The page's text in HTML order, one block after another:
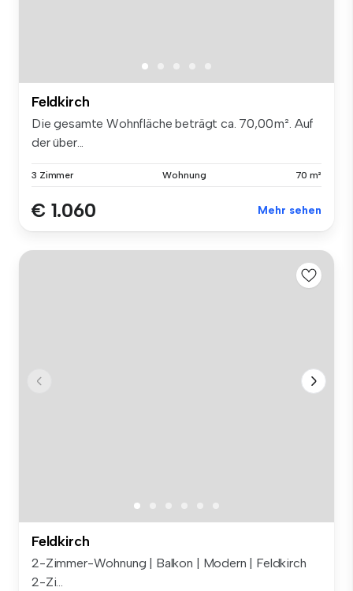
Feldkirch
Die gesamte Wohnfläche beträgt ca. 70,00 m². Auf
der über...
3 Zimmer Wohnung 70 m²
€ 1.060 Mehr sehen
Feldkirch
2-Zimmer-Wohnung | Balkon | Modern | Feldkirch
2-Zi...